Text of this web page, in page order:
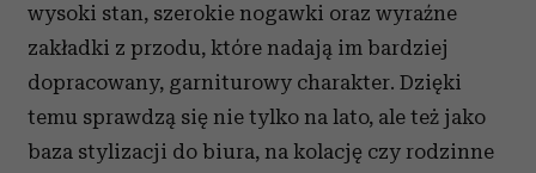
wysoki stan, szerokie nogawki oraz wyraźne
zakładki z przodu, które nadają im bardziej
dopracowany, garniturowy charakter. Dzięki
temu sprawdzą się nie tylko na lato, ale też jako
baza stylizacji do biura, na kolację czy rodzinne